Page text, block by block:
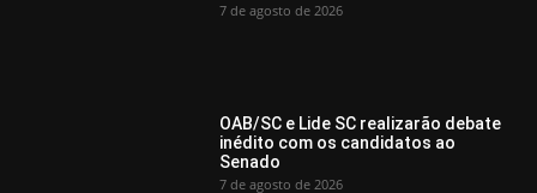
7 de agosto de 2026
OAB/SC e Lide SC realizarão debate
inédito com os candidatos ao
Senado
7 de agosto de 2026